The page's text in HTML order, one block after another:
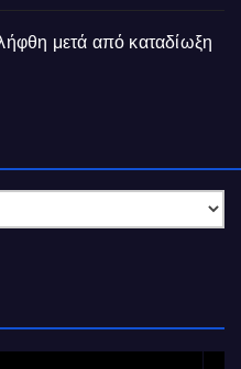
μετά από καταδίωξη